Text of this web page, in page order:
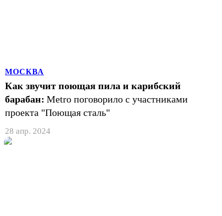
МОСКВА
Как звучит поющая пила и карибский
барабан: Metro поговорило с участниками
проекта "Поющая сталь"
28 апр. 2024